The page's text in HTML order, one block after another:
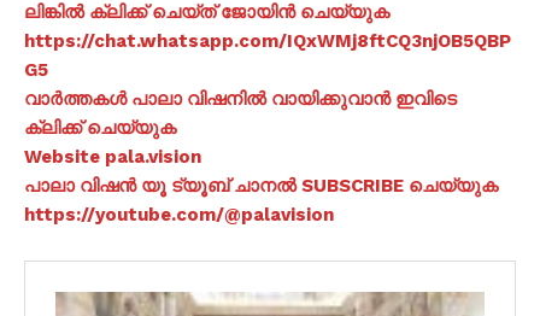
ലിങ്കിൽ ക്ലിക്ക് ചെയ്ത് ജോയിൻ ചെയ്യുക
https://chat.whatsapp.com/IQxWMj8ftCQ3njOB5QBP
G5
വാർത്തകൾ പാലാ വിഷനിൽ വായിക്കുവാൻ ഇവിടെ
ക്ലിക്ക് ചെയ്യുക
Website pala.vision
പാലാ വിഷൻ യൂ ട്യൂബ് ചാനൽ SUBSCRIBE ചെയ്യുക
https://youtube.com/@palavision